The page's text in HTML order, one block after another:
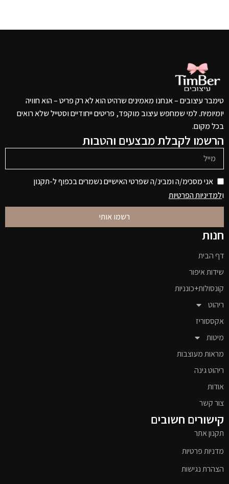
טימבר עיצובים – אנחנו מאמינים שרהיט הוא לא רק פריט – הוא חוויה
יומיומית. למי שמחפש עיצוב מוקפד, פריטים ייחודיים וסטייל שלא רואים
בכל מקום.
הרשמו לקבלת מבצעים והטבות
אני מסכימ/ה ומבינ/ה שפרטי האישיים נשמרים בכפוף ל-תקנון
ולמדיניות הפרטיות
רשמו אותי
חנות
דף הבית
שידות איפור
קונסולות+כונניות
ריהוט
אקססוריז
מיטות
מראות מעוצבות
ריהוט גינה
אודות
צור קשר
קישורים חשובים
תקנון אתר
מדניות פרטיות
הצהרת נגישות